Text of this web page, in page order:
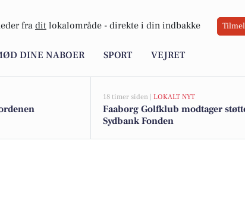
fra dit lokalområde - direkte i din indbakke
DINE NABOER SPORT VEJRET
18 timer siden | LOKALT NYT
Faaborg Golfklub modtager
Sydbank Fonden